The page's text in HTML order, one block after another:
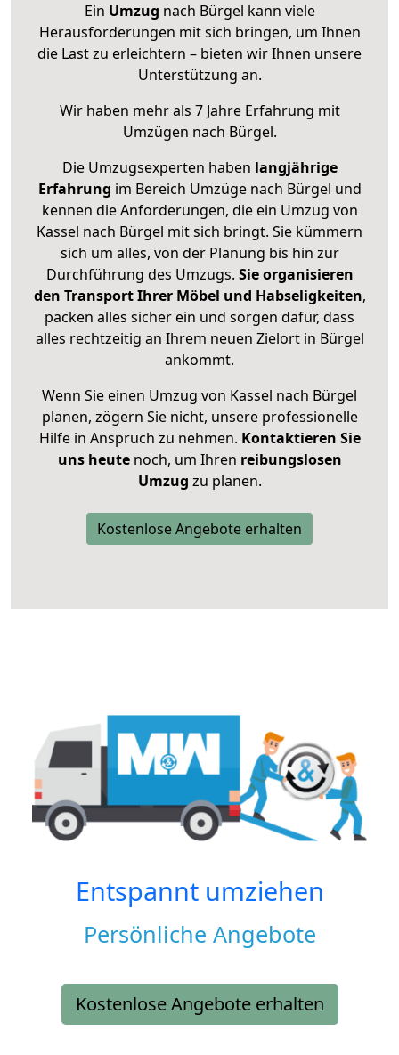
Ein Umzug nach Bürgel kann viele
Herausforderungen mit sich bringen, um Ihnen
die Last zu erleichtern – bieten wir Ihnen unsere
Unterstützung an.
Wir haben mehr als 7 Jahre Erfahrung mit
Umzügen nach Bürgel.
Die Umzugsexperten haben langjährige
Erfahrung im Bereich Umzüge nach Bürgel und
kennen die Anforderungen, die ein Umzug von
Kassel nach Bürgel mit sich bringt. Sie kümmern
sich um alles, von der Planung bis hin zur
Durchführung des Umzugs. Sie organisieren
den Transport Ihrer Möbel und Habseligkeiten,
packen alles sicher ein und sorgen dafür, dass
alles rechtzeitig an Ihrem neuen Zielort in Bürgel
ankommt.
Wenn Sie einen Umzug von Kassel nach Bürgel
planen, zögern Sie nicht, unsere professionelle
Hilfe in Anspruch zu nehmen. Kontaktieren Sie
uns heutenoch, um Ihren reibungslosen
Umzug zu planen.
Kostenlose Angebote erhalten
Entspannt umziehen
Persönliche Angebote
Kostenlose Angebote erhalten